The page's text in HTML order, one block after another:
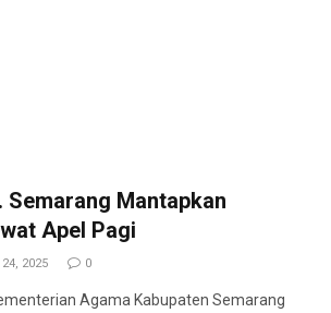
Semarang Mantapkan
Apel Pagi
2025 0
Agama Kabupaten Semarang